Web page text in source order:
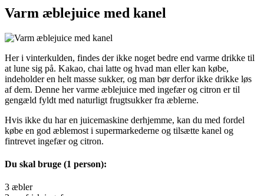
Varm æblejuice med kanel
Her i vinterkulden, findes der ikke noget bedre end varme drikke til
at lune sig på. Kakao, chai latte og hvad man eller kan købe,
indeholder en helt masse sukker, og man bør derfor ikke drikke løs
af dem. Denne her varme æblejuice med ingefær og citron er til
gengæld fyldt med naturligt frugtsukker fra æblerne.
Hvis ikke du har en juicemaskine derhjemme, kan du med fordel
købe en god æblemost i supermarkederne og tilsætte kanel og
fintrevet ingefær og citron.
Du skal bruge (1 person):
3 æbler